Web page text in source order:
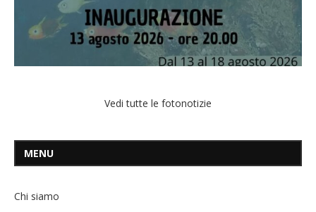
Vedi tutte le fotonotizie
MENU
Chi siamo